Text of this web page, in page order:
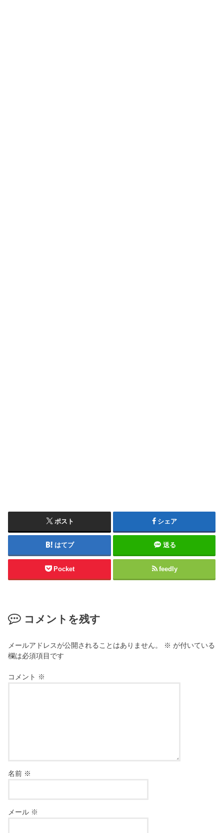
ポスト シェア
はてブ 送る
Pocket feedly
コメントを残す
メールアドレスが公開されることはありません。 ※ が付いている
欄は必須項目です
コメント ※
名前 ※
メール ※